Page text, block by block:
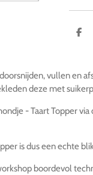
D
vullen en
deze met
- Taart Topper via
is dus een echte
boordevol